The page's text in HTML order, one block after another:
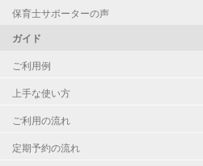
保育士サポーターの声
ガイド
ご利用例
上手な使い方
ご利用の流れ
定期予約の流れ